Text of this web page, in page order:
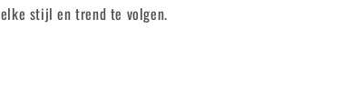
stijl en trend te volgen.